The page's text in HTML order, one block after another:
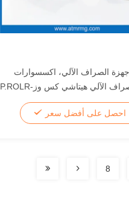
الصراف الآلي، اكسسوارات
أجهزة الصراف الآلي هيتاشي كس وز-P.ROLR
احصل على أفضل سعر
8